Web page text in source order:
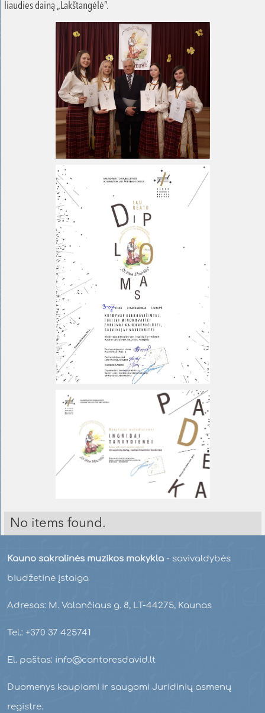
liaudies dainą „Lakštangėlė”.
No items found.
Kauno sakralinės muzikos mokykla - savivaldybės
biudžetinė įstaiga
Adresas: M. Valančiaus g. 8, LT-44275, Kaunas
Tel.: +370 37 425741
El. paštas: info@cantoresdavid.lt
Duomenys kaupiami ir saugomi Juridinių asmenų
registre.